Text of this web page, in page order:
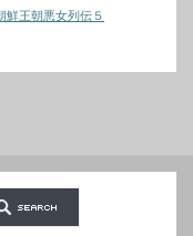
鮮王朝悪女列伝５